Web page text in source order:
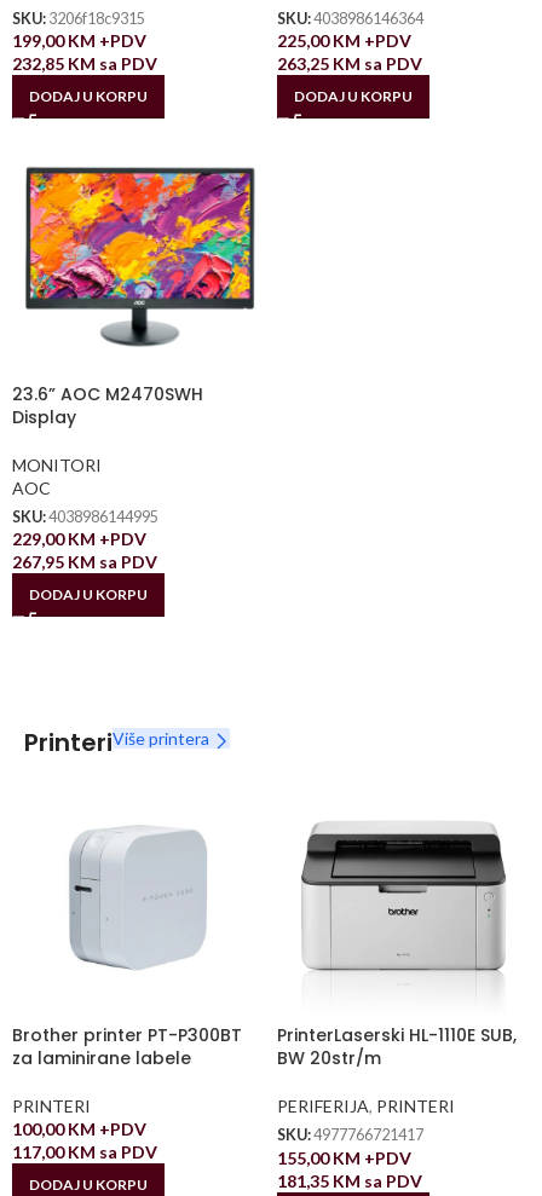
SKU: 3206f18c9315
199,00KM +PDV
232,85 KM sa PDV
DODAJ U KORPU
SKU:4038986146364
225,00KM +PDV
263,25 KM sa PDV
DODAJ U KORPU
23.6” AOC M2470SWH
Display
MONITORI
AOC
SKU:4038986144995
229,00KM +PDV
267,95 KM sa PDV
DODAJ U KORPU
PrinteriViše printera
Brother printer PT-P300BT
za laminirane labele
PRINTERI
100,00KM +PDV
117,00KM sa PDV
DODAJ U KORPU
PrinterLaserski HL-1110E SUB,
BW 20str/m
PERIFERIJA, PRINTERI
SKU:4977766721417
155,00KM +PDV
181,35 KM sa PDV